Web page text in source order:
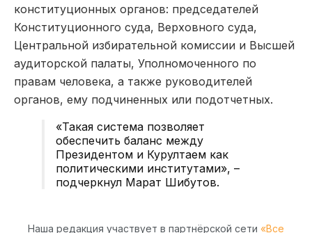
конституционных органов: председателей
Конституционного суда, Верховного суда,
Центральной избирательной комиссии и Высшей
аудиторской палаты, Уполномоченного по
правам человека, а также руководителей
органов, ему подчиненных или подотчетных.
«Такая система позволяет
обеспечить баланс между
Президентом и Курултаем как
политическими институтами», –
подчеркнул Марат Шибутов.
Наша редакция участвует в партнёрской сети «Все